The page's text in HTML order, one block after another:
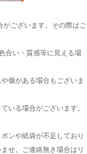
ございます。その際はご
合い・質感等に見える場
傷がある場合もございま
いる場合がございます。
ンや紙袋が不足しており
せ。ご連絡無き場合はリ